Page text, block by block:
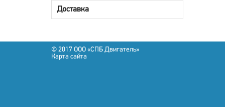
Доставка
© 2017 OOO «СПБ Двигатель»
Карта сайта